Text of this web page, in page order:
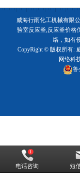
威海行雨化工机械有限
验室反应釜,反应釜价格
络，如有
CopyRight © 版权所有:
网络科
鲁
电话咨询 短